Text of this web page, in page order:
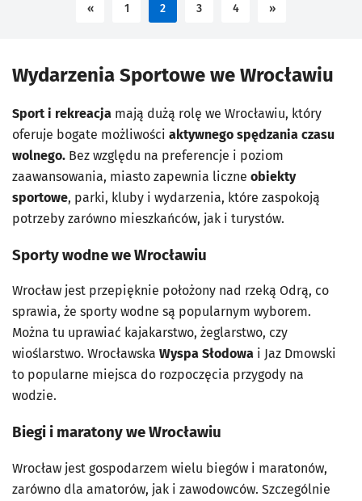
« 1 2 3 4 »
Wydarzenia Sportowe we Wrocławiu
Sport i rekreacja mają dużą rolę we Wrocławiu, który
oferuje bogate możliwości aktywnego spędzania czasu
wolnego. Bez względu na preferencje i poziom
zaawansowania, miasto zapewnia liczne obiekty
sportowe, parki, kluby i wydarzenia, które zaspokoją
potrzeby zarówno mieszkańców, jak i turystów.
Sporty wodne we Wrocławiu
Wrocław jest przepięknie położony nad rzeką Odrą, co
sprawia, że sporty wodne są popularnym wyborem.
Można tu uprawiać kajakarstwo, żeglarstwo, czy
wioślarstwo. Wrocławska Wyspa Słodowa i Jaz Dmowski
to popularne miejsca do rozpoczęcia przygody na
wodzie.
Biegi i maratony we Wrocławiu
Wrocław jest gospodarzem wielu biegów i maratonów,
zarówno dla amatorów, jak i zawodowców. Szczególnie